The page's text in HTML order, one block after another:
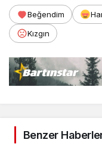
Beğendim
Kızgın
Benzer